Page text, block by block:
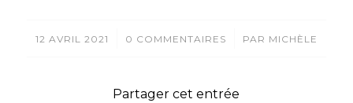
12 AVRIL 2021
/ 0 COMMENTAIRES
/ PAR MICHÈLE
Partager cet entrée